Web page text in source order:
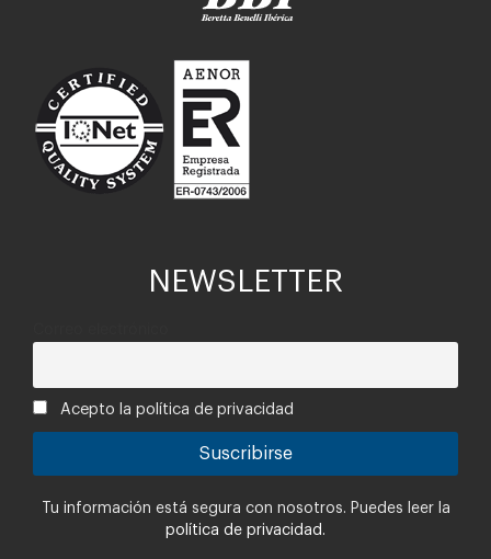
NEWSLETTER
Acepto la política de privacidad
Tu información está segura con nosotros. Puedes leer la
política de privacidad.